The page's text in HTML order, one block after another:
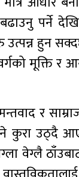
पर्ने
हुन
मूक्ति
र
कुरा उठ्दै
वेग्लै